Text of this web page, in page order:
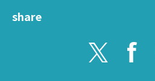
share